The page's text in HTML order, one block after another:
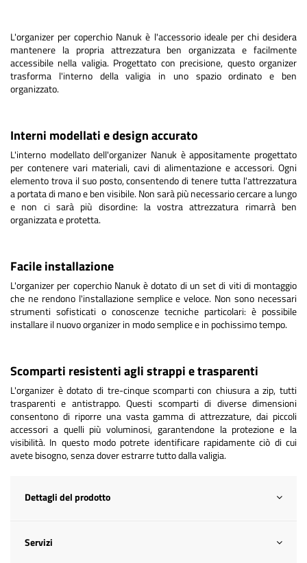
L'organizer per coperchio Nanuk è l'accessorio ideale per chi desidera
mantenere la propria attrezzatura ben organizzata e facilmente
accessibile nella valigia. Progettato con precisione, questo organizer
trasforma l'interno della valigia in uno spazio ordinato e ben
organizzato.
Interni modellati e design accurato
L'interno modellato dell'organizer Nanuk è appositamente progettato
per contenere vari materiali, cavi di alimentazione e accessori. Ogni
elemento trova il suo posto, consentendo di tenere tutta l'attrezzatura
a portata di mano e ben visibile. Non sarà più necessario cercare a lungo
e non ci sarà più disordine: la vostra attrezzatura rimarrà ben
organizzata e protetta.
Facile installazione
L'organizer per coperchio Nanuk è dotato di un set di viti di montaggio
che ne rendono l'installazione semplice e veloce. Non sono necessari
strumenti sofisticati o conoscenze tecniche particolari: è possibile
installare il nuovo organizer in modo semplice e in pochissimo tempo.
Scomparti resistenti agli strappi e trasparenti
L'organizer è dotato di tre-cinque scomparti con chiusura a zip, tutti
trasparenti e antistrappo. Questi scomparti di diverse dimensioni
consentono di riporre una vasta gamma di attrezzature, dai piccoli
accessori a quelli più voluminosi, garantendone la protezione e la
visibilità. In questo modo potrete identificare rapidamente ciò di cui
avete bisogno, senza dover estrarre tutto dalla valigia.
Dettagli del prodotto
Servizi